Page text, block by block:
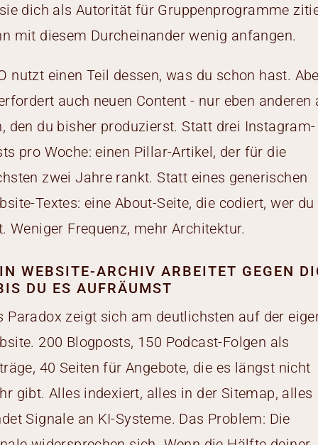
dich als Autorität für Gruppenprogramme
mit diesem Durcheinander wenig anfangen.
nutzt einen Teil dessen, was du schon hast.
auch neuen Content - nur eben anderen
den du bisher produzierst. Statt drei Instagram-
pro Woche: einen Pillar-Artikel, der für die
zwei Jahre rankt. Statt eines generischen
Textes: eine About-Seite, die codiert, wer du
Weniger Frequenz, mehr Architektur.
WEBSITE-ARCHIV ARBEITET GEGEN
DU ES AUFRÄUMST
Paradox zeigt sich am deutlichsten auf der
200 Blogposts, 150 Podcast-Folgen als
40 Seiten für Angebote, die es längst nicht
gibt. Alles indexiert, alles in der Sitemap, alles
Signale an KI-Systeme. Das Problem: Die